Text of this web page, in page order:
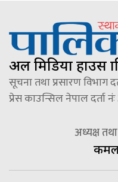
अल मिडिया हाउस
सूचना तथा प्रसारण विभाग
प्रेस काउन्सिल नेपाल दर्ता
अध्यक्ष
कमल